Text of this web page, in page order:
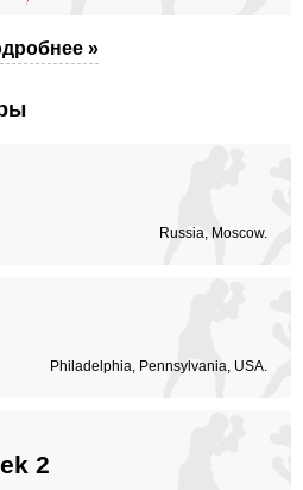
»
Russia, Moscow.
Philadelphia, Pennsylvania, USA.
2